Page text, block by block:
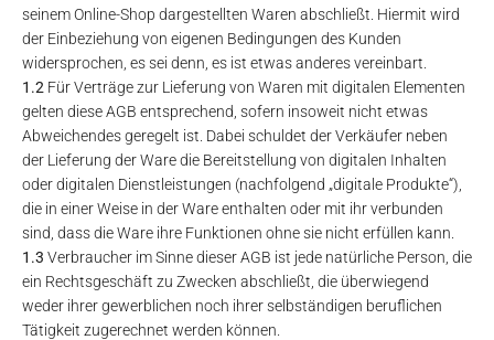
seinem Online-Shop dargestellten Waren abschließt. Hiermit wird
der Einbeziehung von eigenen Bedingungen des Kunden
widersprochen, es sei denn, es ist etwas anderes vereinbart.
1.2 Für Verträge zur Lieferung von Waren mit digitalen Elementen
gelten diese AGB entsprechend, sofern insoweit nicht etwas
Abweichendes geregelt ist. Dabei schuldet der Verkäufer neben
der Lieferung der Ware die Bereitstellung von digitalen Inhalten
oder digitalen Dienstleistungen (nachfolgend „digitale Produkte“),
die in einer Weise in der Ware enthalten oder mit ihr verbunden
sind, dass die Ware ihre Funktionen ohne sie nicht erfüllen kann.
1.3 Verbraucher im Sinne dieser AGB ist jede natürliche Person, die
ein Rechtsgeschäft zu Zwecken abschließt, die überwiegend
weder ihrer gewerblichen noch ihrer selbständigen beruflichen
Tätigkeit zugerechnet werden können.